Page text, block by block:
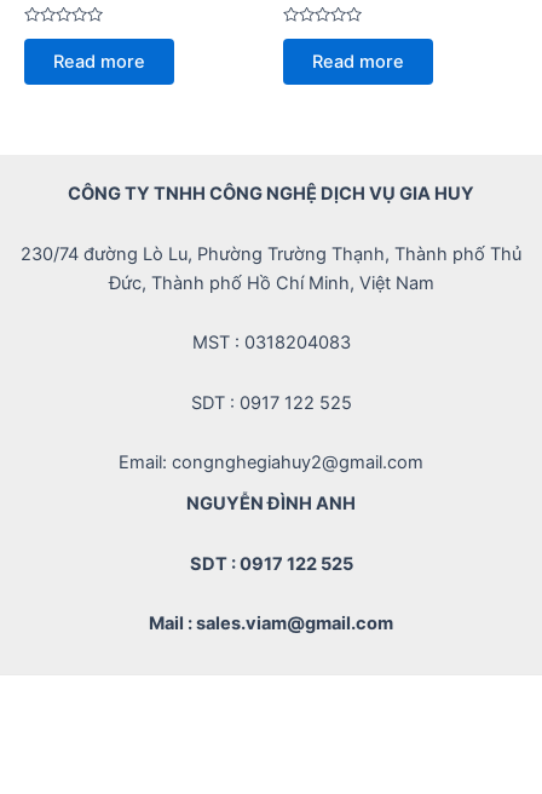
Rated
of
Read more
Rated
of
Read more
CÔNG TY TNHH CÔNG NGHỆ DỊCH VỤ GIA HUY
230/74 đường Lò Lu, Phường Trường Thạnh, Thành phố Thủ
Đức, Thành phố Hồ Chí Minh, Việt Nam
MST : 0318204083
SDT : 0917 122 525
Email: congnghegiahuy2@gmail.com
NGUYỄN ĐÌNH ANH
SDT : 0917 122 525
Mail : sales.viam@gmail.com